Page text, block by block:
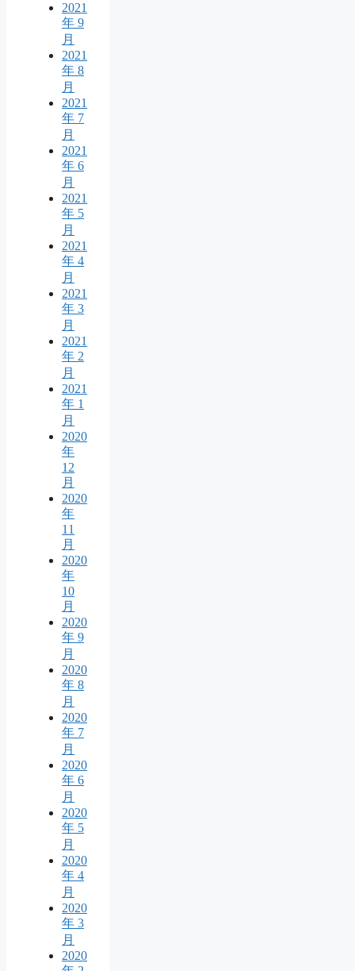
2021
年 9
月
2021
年 8
月
2021
年 7
月
2021
年 6
月
2021
年 5
月
2021
年 4
月
2021
年 3
月
2021
年 2
月
2021
年 1
月
2020
年
12
月
2020
年
11
月
2020
年
10
月
2020
年 9
月
2020
年 8
月
2020
年 7
月
2020
年 6
月
2020
年 5
月
2020
年 4
月
2020
年 3
月
2020